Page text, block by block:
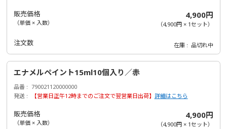
販売価格
（単価 × 入数）
4,900円
（4,900円× 1セット）
注文数 在庫 品切れ中
エナメルペイント15ml10個入り／赤
品番
790021120000000
発送
【営業日正午12時までのご注文で翌営業日出荷】 詳細はこちら
販売価格
（単価 × 入数）
4,900円
（4,900円× 1セット）